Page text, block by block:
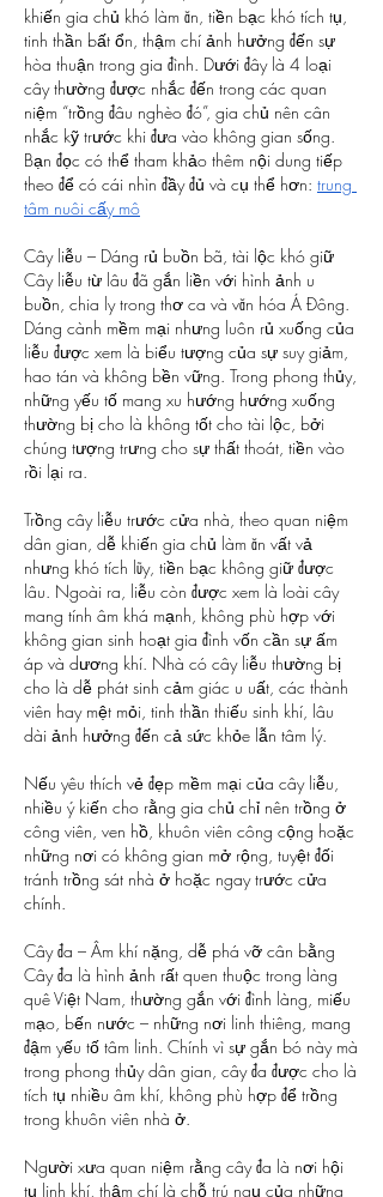
khiến gia chủ khó làm ăn, tiền bạc khó tích tụ,
tinh thần bất ổn, thậm chí ảnh hưởng đến sự
hòa thuận trong gia đình. Dưới đây là 4 loại
cây thường được nhắc đến trong các quan
niệm “trồng đâu nghèo đó”, gia chủ nên cân
nhắc kỹ trước khi đưa vào không gian sống.
Bạn đọc có thể tham khảo thêm nội dung tiếp
theo để có cái nhìn đầy đủ và cụ thể hơn: trung
tâm nuôi cấy mô
Cây liễu – Dáng rủ buồn bã, tài lộc khó giữ
Cây liễu từ lâu đã gắn liền với hình ảnh u
buồn, chia ly trong thơ ca và văn hóa Á Đông.
Dáng cành mềm mại nhưng luôn rủ xuống của
liễu được xem là biểu tượng của sự suy giảm,
hao tán và không bền vững. Trong phong thủy,
những yếu tố mang xu hướng hướng xuống
thường bị cho là không tốt cho tài lộc, bởi
chúng tượng trưng cho sự thất thoát, tiền vào
rồi lại ra.
Trồng cây liễu trước cửa nhà, theo quan niệm
dân gian, dễ khiến gia chủ làm ăn vất vả
nhưng khó tích lũy, tiền bạc không giữ được
lâu. Ngoài ra, liễu còn được xem là loài cây
mang tính âm khá mạnh, không phù hợp với
không gian sinh hoạt gia đình vốn cần sự ấm
áp và dương khí. Nhà có cây liễu thường bị
cho là dễ phát sinh cảm giác u uất, các thành
viên hay mệt mỏi, tinh thần thiếu sinh khí, lâu
dài ảnh hưởng đến cả sức khỏe lẫn tâm lý.
Nếu yêu thích vẻ đẹp mềm mại của cây liễu,
nhiều ý kiến cho rằng gia chủ chỉ nên trồng ở
công viên, ven hồ, khuôn viên công cộng hoặc
những nơi có không gian mở rộng, tuyệt đối
tránh trồng sát nhà ở hoặc ngay trước cửa
chính.
Cây đa – Âm khí nặng, dễ phá vỡ cân bằng
Cây đa là hình ảnh rất quen thuộc trong làng
quê Việt Nam, thường gắn với đình làng, miếu
mạo, bến nước – những nơi linh thiêng, mang
đậm yếu tố tâm linh. Chính vì sự gắn bó này mà
trong phong thủy dân gian, cây đa được cho là
tích tụ nhiều âm khí, không phù hợp để trồng
trong khuôn viên nhà ở.
Người xưa quan niệm rằng cây đa là nơi hội
tụ linh khí, thậm chí là chỗ trú ngụ của những